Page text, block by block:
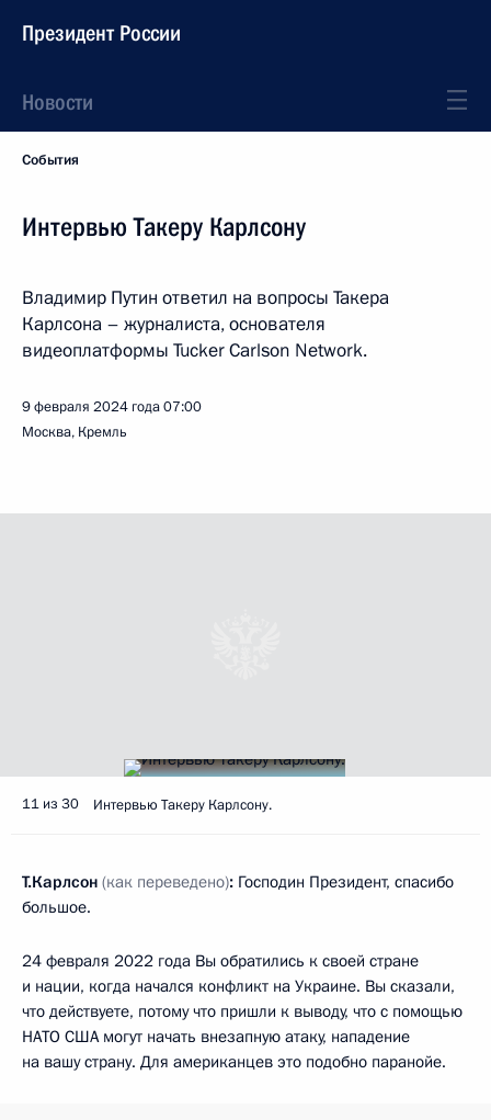
Президент России
Новости
События
Интервью Такеру Карлсону
Владимир Путин ответил на вопросы Такера
Карлсона – журналиста, основателя
видеоплатформы Tucker Carlson Network.
9 февраля 2024 года07:00
Москва, Кремль
11 из 30 Интервью Такеру Карлсону.
Т.Карлсон (как переведено): Господин Президент, спасибо
большое.
24 февраля 2022 года Вы обратились к своей стране
и нации, когда начался конфликт на Украине. Вы сказали,
что действуете, потому что пришли к выводу, что с помощью
НАТО США могут начать внезапную атаку, нападение
на вашу страну. Для американцев это подобно паранойе.